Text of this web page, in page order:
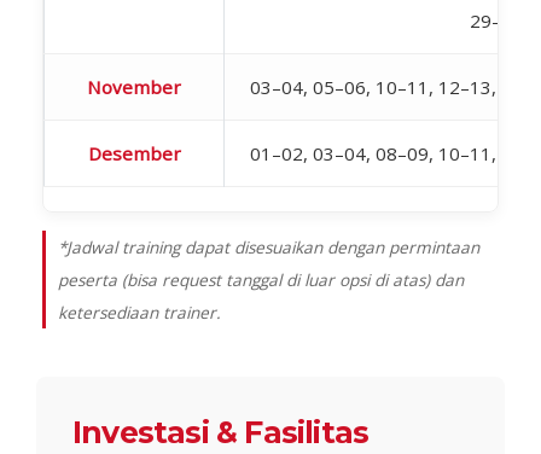
29–30
November 03–04, 05–06, 10–11, 12–13,
Desember 01–02, 03–04, 08–09, 10–11,
*Jadwal training dapat disesuaikan dengan permintaan
peserta (bisa request tanggal di luar opsi di atas) dan
ketersediaan trainer.
Investasi & Fasilitas